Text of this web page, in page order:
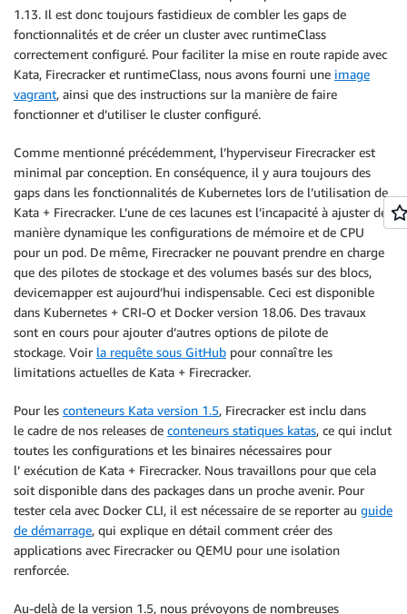
1.13. Il est donc toujours fastidieux de combler les gaps de
fonctionnalités et de créer un cluster avec runtimeClass
correctement configuré. Pour faciliter la mise en route rapide avec
Kata, Firecracker et runtimeClass, nous avons fourni une image
vagrant, ainsi que des instructions sur la manière de faire
fonctionner et d’utiliser le cluster configuré.
Comme mentionné précédemment, l’hyperviseur Firecracker est
minimal par conception. En conséquence, il y aura toujours des
gaps dans les fonctionnalités de Kubernetes lors de l’utilisation de
Kata + Firecracker. L’une de ces lacunes est l’incapacité à ajuster de
manière dynamique les configurations de mémoire et de CPU
pour un pod. De même, Firecracker ne pouvant prendre en charge
que des pilotes de stockage et des volumes basés sur des blocs,
devicemapper est aujourd’hui indispensable. Ceci est disponible
dans Kubernetes + CRI-O et Docker version 18.06. Des travaux
sont en cours pour ajouter d’autres options de pilote de
stockage. Voir la requête sous GitHub pour connaître les
limitations actuelles de Kata + Firecracker.
Pour les conteneurs Kata version 1.5, Firecracker est inclu dans
le cadre de nos releases de conteneurs statiques katas, ce qui inclut
toutes les configurations et les binaires nécessaires pour
l’ exécution de Kata + Firecracker. Nous travaillons pour que cela
soit disponible dans des packages dans un proche avenir. Pour
tester cela avec Docker CLI, il est nécessaire de se reporter au guide
de démarrage, qui explique en détail comment créer des
applications avec Firecracker ou QEMU pour une isolation
renforcée.
Au-delà de la version 1.5, nous prévoyons de nombreuses